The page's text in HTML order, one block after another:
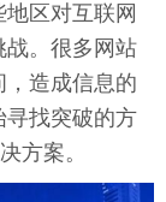
区对互联网
战。很多网站
造成信息的
寻找突破的方
方案。